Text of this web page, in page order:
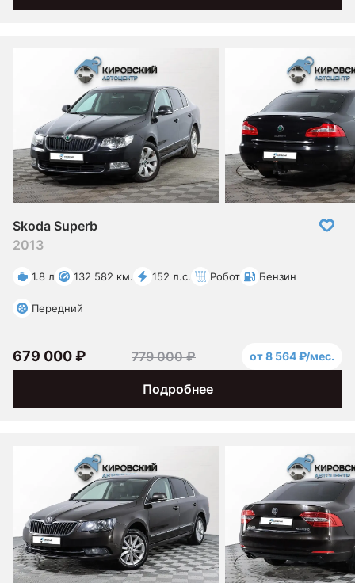
Skoda Superb
2013
1.8 л 132 582 км. 152 л.с. Робот Бензин
Передний
Подробнее
679 000 ₽ 779 000 ₽ от 8 564 ₽/мес.